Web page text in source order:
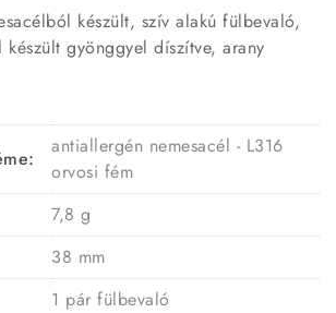
készült, szív alakú fülbevaló,
készült gyönggyel díszítve, arany
antiallergén nemesacél - L316
orvosi fém
7,8 g
38 mm
1 pár fülbevaló